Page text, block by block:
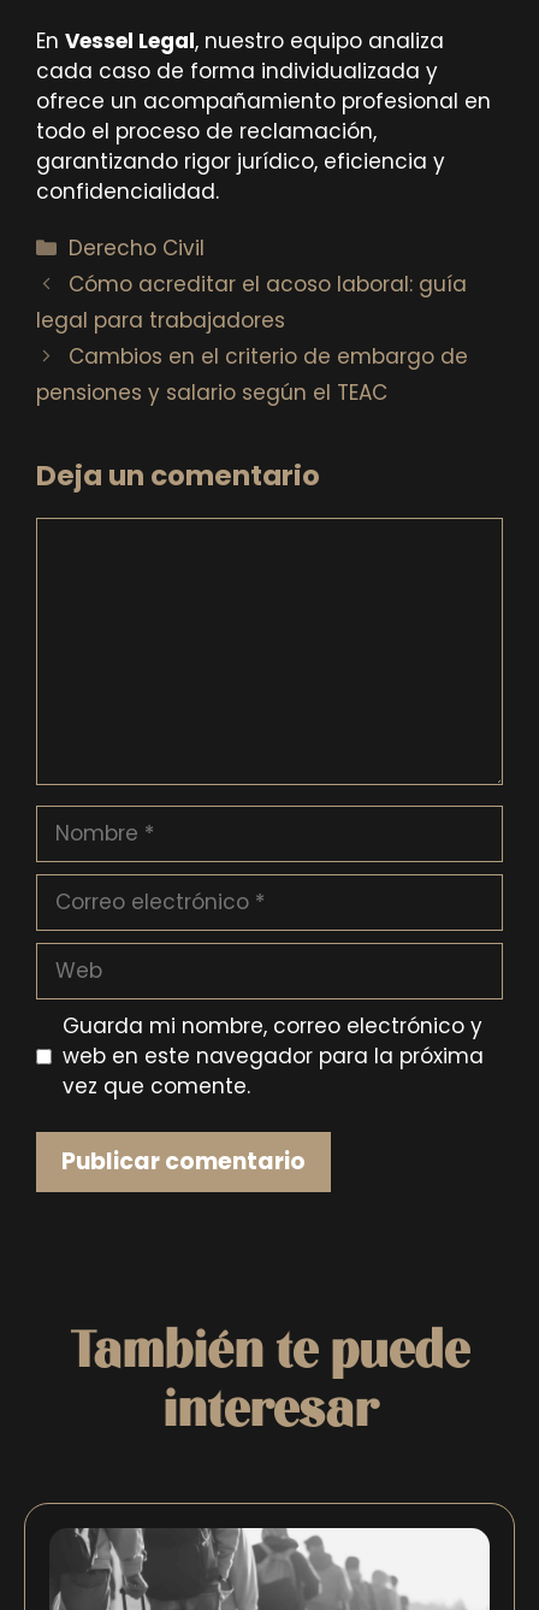
En Vessel Legal, nuestro equipo analiza
cada caso de forma individualizada y
ofrece un acompañamiento profesional en
todo el proceso de reclamación,
garantizando rigor jurídico, eficiencia y
confidencialidad.
Categorías
Derecho Civil
Cómo acreditar el acoso laboral: guía
legal para trabajadores
Cambios en el criterio de embargo de
pensiones y salario según el TEAC
Deja un comentario
Nombre
Correo
electrónico
Web
Guarda mi nombre, correo electrónico y
web en este navegador para la próxima
vez que comente.
También te puede
interesar